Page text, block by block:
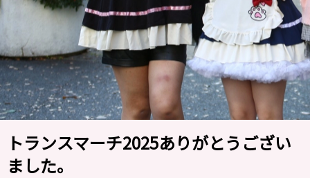
トランスマーチ2025ありがとうござい
ました。